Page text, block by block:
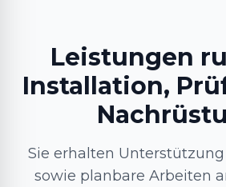
Leistungen
Installation,
Sie erhalten
sowie planbare Arbeiten